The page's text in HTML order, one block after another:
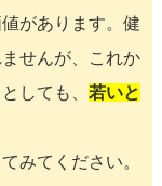
があります。健
せんが、これか
しても、 若いと
みてください。